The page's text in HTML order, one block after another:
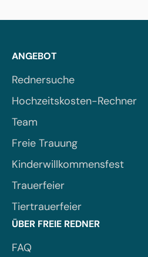
ANGEBOT
Rednersuche
Hochzeitskosten-Rechner
Team
Freie Trauung
Kinderwillkommensfest
Trauerfeier
Tiertrauerfeier
ÜBER FREIE REDNER
FAQ